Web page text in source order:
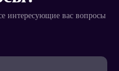
интересующие вас вопросы